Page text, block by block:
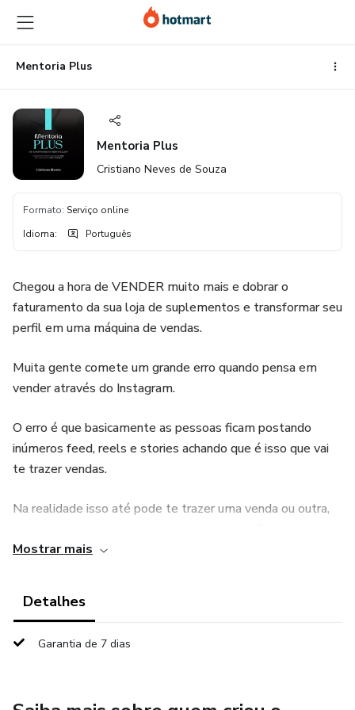
para
o
conteúdo
principal
para
o
pagamento
para
o
rodapé
Mentoria Plus
Mentoria Plus
Cristiano Neves de Souza
Formato: Serviço online
Idioma: Português
Chegou a hora de VENDER muito mais e dobrar o
faturamento da sua loja de suplementos e transformar seu
perfil em uma máquina de vendas.
Muita gente comete um grande erro quando pensa em
vender através do Instagram.
O erro é que basicamente as pessoas ficam postando
inúmeros feed, reels e stories achando que é isso que vai
te trazer vendas.
Na realidade isso até pode te trazer uma venda ou outra,
máquina de vendas é ter uma estrutura que atraia pessoas
E eu só posso falar isso pois hoje eu vendo muito mais
Mostrar mais
Detalhes
Garantia de 7 dias